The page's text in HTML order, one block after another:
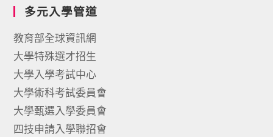
多元入學管道
教育部全球資訊網
大學特殊選才招生
大學入學考試中心
大學術科考試委員會
大學甄選入學委員會
四技申請入學聯招會